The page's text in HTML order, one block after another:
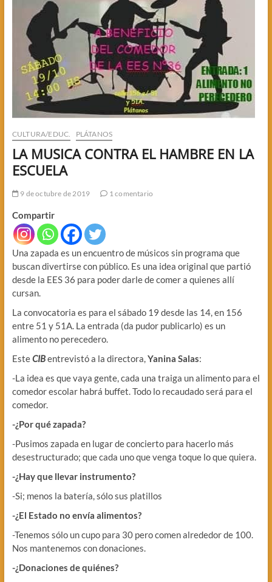
CULTURA/EDUC. PLÁTANOS
LA MUSICA CONTRA EL HAMBRE EN LA
ESCUELA
9 de octubre de 2019 1 comentario
Compartir
Una zapada es un encuentro de músicos sin programa que
buscan divertirse con público. Es una idea original que partió
desde la EES 36 para poder darle de comer a quienes allí
cursan.
La convocatoria es para el sábado 19 desde las 14, en 156
entre 51 y 51A. La entrada (da pudor publicarlo) es un
alimento no perecedero.
EsteCIBentrevistó a la directora,Yanina Salas:
-La idea es que vaya gente, cada una traiga un alimento para el
comedor escolar habrá buffet. Todo lo recaudado será para el
comedor.
-¿Por qué zapada?
-Pusimos zapada en lugar de concierto para hacerlo más
desestructurado; que cada uno que venga toque lo que quiera.
-¿Hay que llevar instrumento?
-Si; menos la batería, sólo sus platillos
-¿El Estado no envía alimentos?
-Tenemos sólo un cupo para 30 pero comen alrededor de 100.
Nos mantenemos con donaciones.
-¿Donaciones de quiénes?